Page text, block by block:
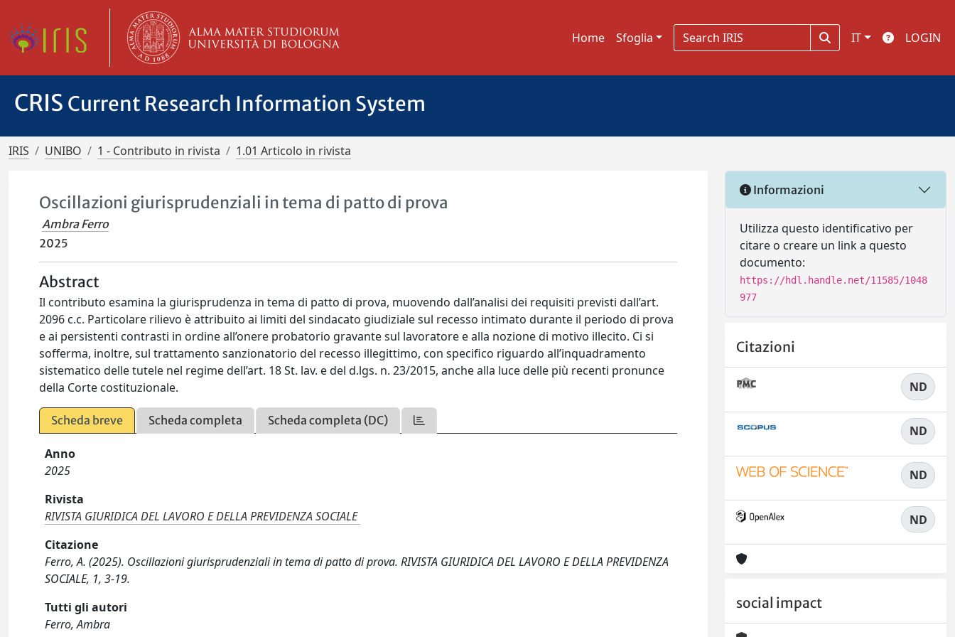
Home Sfoglia IT LOGIN
CRIS Current Research Information System
IRIS UNIBO 1 - Contributo in rivista 1.01 Articolo in rivista
Oscillazioni giurisprudenziali in tema di patto di prova
Ambra Ferro
2025
Abstract
Il contributo esamina la giurisprudenza in tema di patto di prova, muovendo dall’analisi dei requisiti previsti dall’art.
2096 c.c. Particolare rilievo è attribuito ai limiti del sindacato giudiziale sul recesso intimato durante il periodo di prova
e ai persistenti contrasti in ordine all’onere probatorio gravante sul lavoratore e alla nozione di motivo illecito. Ci si
sofferma, inoltre, sul trattamento sanzionatorio del recesso illegittimo, con specifico riguardo all’inquadramento
sistematico delle tutele nel regime dell’art. 18 St. lav. e del d.lgs. n. 23/2015, anche alla luce delle più recenti pronunce
della Corte costituzionale.
Scheda breve Scheda completa Scheda completa (DC)
Anno
2025
Rivista
RIVISTA GIURIDICA DEL LAVORO E DELLA PREVIDENZA SOCIALE
Citazione
Ferro, A. (2025). Oscillazioni giurisprudenziali in tema di patto di prova. RIVISTA GIURIDICA DEL LAVORO E DELLA PREVIDENZA
SOCIALE, 1, 3-19.
Tutti gli autori
Ferro, Ambra
Informazioni
Utilizza questo identificativo per
citare o creare un link a questo
documento:
https://hdl.handle.net/11585/1048
977
Citazioni
ND
ND
ND
ND
social impact